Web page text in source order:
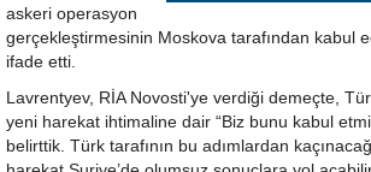
askeri operasyon
gerçekleştirmesinin Moskova tarafından kabul
ifade etti.
Lavrentyev, RİA Novosti'ye verdiği demeçte,
yeni harekat ihtimaline dair “Biz bunu kabul
belirttik. Türk tarafının bu adımlardan